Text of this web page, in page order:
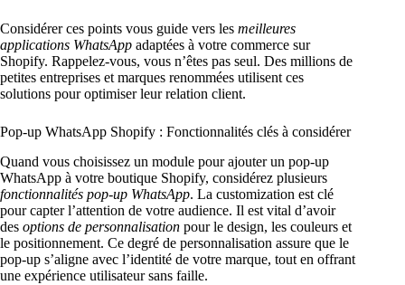
Considérer ces points vous guide vers les meilleures
applications WhatsApp adaptées à votre commerce sur
Shopify. Rappelez-vous, vous n’êtes pas seul. Des millions de
petites entreprises et marques renommées utilisent ces
solutions pour optimiser leur relation client.
Pop-up WhatsApp Shopify : Fonctionnalités clés à considérer
Quand vous choisissez un module pour ajouter un pop-up
WhatsApp à votre boutique Shopify, considérez plusieurs
fonctionnalités pop-up WhatsApp. La customization est clé
pour capter l’attention de votre audience. Il est vital d’avoir
des options de personnalisation pour le design, les couleurs et
le positionnement. Ce degré de personnalisation assure que le
pop-up s’aligne avec l’identité de votre marque, tout en offrant
une expérience utilisateur sans faille.